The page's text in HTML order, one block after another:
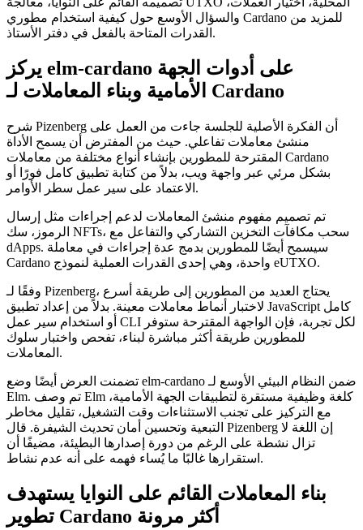
والسؤال الأوسع حول كيفية استخدام مطوري Cardano للمزيد من
القدرات المتاحة بالفعل في دفتر الأستاذ.
يركز elm-cardano على أدوات الجهة
الأمامية وبناء المعاملات لـ Cardano
شرح Pizenberg أن الفكرة الأصلية للجلسة جاءت من العمل على
منشئ معاملات تفاعلي. حيث من المفترض أن يسمح الأداة
المقترحة للمطورين بإنشاء أنواع مختلفة من معاملات Cardano
بشكل مرئي عبر واجهة ويب، بدلاً من كتابة تطبيق كامل فورًا أو
الاعتماد على سير عمل سطر الأوامر.
تم تصميم مفهوم منشئ المعاملات لدعم إجراءات مثل إرسال
الرموز، سك NFTs، سحب مكافآت التخزين التشاركي والتفاعل مع
dApps. سيسمح أيضًا للمطورين بدمج عدة إجراءات في معاملة
Cardano واحدة، وهي إحدى القدرات العملية لنموذج eUTXO.
وفقًا لـ Pizenberg، يحتاج العديد من المطورين إلى طريقة أسرع
لاختبار أنماط معاملات معينة. بدلاً من إعداد تطبيق JavaScript كامل
أو استخدام سير عمل CLI لكل تجربة، فإن الواجهة المقترحة ستوفر
للمطورين طريقة أكثر مباشرة لبناء، تفحص واختبار سلوك
المعاملات.
تضمنت العرض أيضًا وضع elm-cardano ضمن النظام البيئي الأوسع لـ
Elm. تم وصف Elm كلغة وظيفية مستقرة لتطبيقات الجهة الأمامية،
مع التركيز على تجنب الاستثناءات وقت التشغيل، تقليل مخاطر
التبعية وتحسين أمان تحديث الشيفرة. قال Pizenberg إن اللغة لا
تزال نشطة على الرغم من دورة إصدارها البطيئة، مضيفًا أن
استقرارها غالبًا ما يُساء فهمه على أنه عدم نشاط.
بناء المعاملات القائم على النوايا يستهدف
تطوير Cardano أكثر مرونة